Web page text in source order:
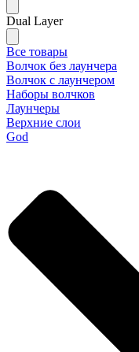
Dual Layer
Все товары
Волчок без лаунчера
Волчок с лаунчером
Наборы волчков
Лаунчеры
Верхние слои
God